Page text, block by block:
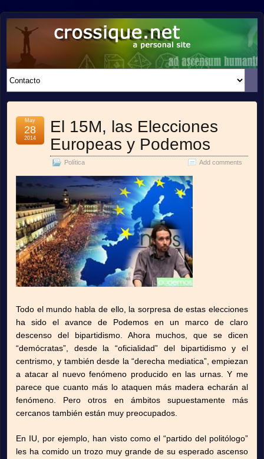
crossique.net
A PERSONAL SITE
El 15M, las Elecciones
Europeas y Podemos
Política Add comments
May
28
2014
Todo el mundo habla de ello, la sorpresa de estas elecciones
ha sido el avance de Podemos en un marco de claro
descenso del bipartidismo. Ahora muchos, que se dicen
“demócratas”, desde la “oficialidad” del bipartidismo y el
centrismo, y también desde la “derecha mediatica”, empiezan
a atacar al nuevo fenómeno producido en las urnas. Y me
parece que cuanto más lo ataquen más madera echarán al
fenómeno. Pero otros en ámbitos supuestamente más
cercanos también están muy preocupados.
En IU, por ejemplo, han visto como el “partido del politólogo”
les ha comido un trozo muy grande de su esperado ascenso